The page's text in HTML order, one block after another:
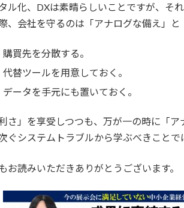
ル化、DXは素晴らしいことですが、そ
、会社を守るのは「アナログな備え」と
購買先を分散する。
代替ツールを用意しておく。
データを手元にも置いておく。
利さ」を享受しつつも、万が一の時に「
ぐシステムトラブルから学ぶべきことで
お読みいただきありがとうございます。